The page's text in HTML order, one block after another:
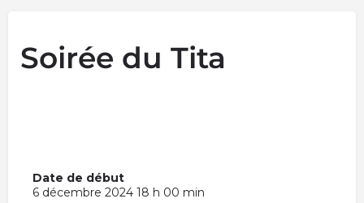
Soirée du Tita
Date de début
6 décembre 2024 18 h 00 min